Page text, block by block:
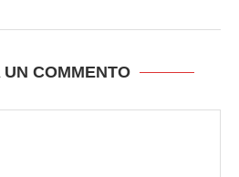
COMMENTO